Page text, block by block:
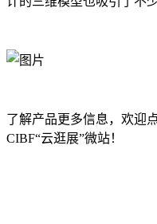
了解产品更多信息，欢迎
CIBF“云逛展”微站！